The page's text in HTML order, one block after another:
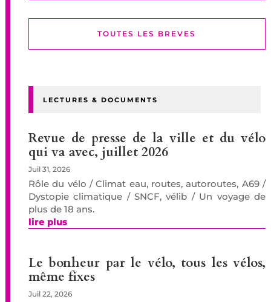
TOUTES LES BREVES
LECTURES & DOCUMENTS
Revue de presse de la ville et du vélo
qui va avec, juillet 2026
Juil 31, 2026
Rôle du vélo / Climat eau, routes, autoroutes, A69 /
Dystopie climatique / SNCF, vélib / Un voyage de
plus de 18 ans.
lire plus
Le bonheur par le vélo, tous les vélos,
même fixes
Juil 22, 2026